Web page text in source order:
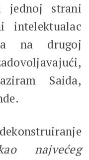
jednoj strani
intelektualac
a na drugoj
Saida,
najvećeg